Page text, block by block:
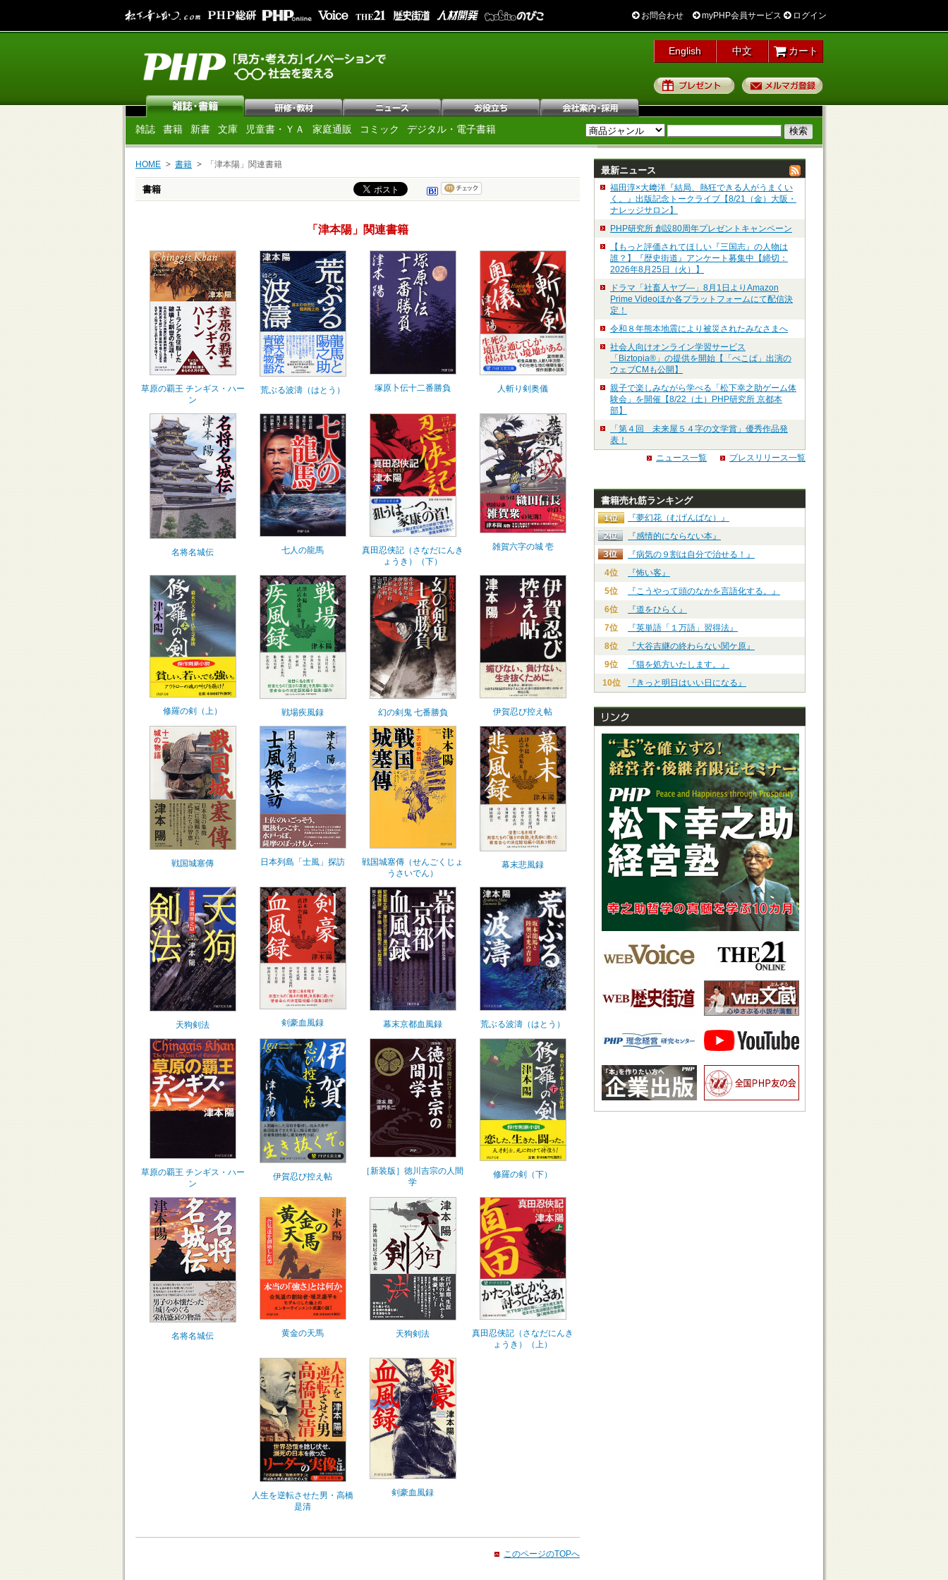
お問合わせ myPHP会員サービス ログイン
English 中文 カート
プレゼント
雑誌 書籍 新書 文庫 児童書・ＹＡ 家庭通販 コミック デジタル・電子書籍
HOME 書籍 「津本陽」関連書籍
書籍
「津本陽」関連書籍
草原の覇王 チンギス・ハー
ン
荒ぶる波濤（はとう） 塚原卜伝十二番勝負 人斬り剣奥儀
名将名城伝 七人の龍馬
真田忍侠記（さなだにんき
ょうき）（下）
雑賀六字の城 壱
修羅の剣（上） 戦場疾風録 幻の剣鬼 七番勝負 伊賀忍び控え帖
戦国城塞傳 日本列島「士風」探訪
戦国城塞傳（せんごくじょ
うさいでん）
幕末悲風録
天狗剣法 剣豪血風録 幕末京都血風録 荒ぶる波濤（はとう）
草原の覇王 チンギス・ハー
ン
伊賀忍び控え帖
［新装版］徳川吉宗の人間
学
修羅の剣（下）
名将名城伝 黄金の天馬 天狗剣法
真田忍侠記（さなだにんき
ょうき）（上）
人生を逆転させた男・高橋
是清
剣豪血風録
このページのTOPへ
最新ニュース
福田淳×大﨑洋『結局、熱狂できる人がうまくい
く。』出版記念トークライブ【8/21（金）大阪・
ナレッジサロン】
PHP研究所 創設80周年プレゼントキャンペーン
【もっと評価されてほしい『三国志』の人物は
誰？】『歴史街道』アンケート募集中【締切：
2026年8月25日（火）】
ドラマ「社畜人ヤブ―」8月1日よりAmazon
Prime Videoほか各プラットフォームにて配信決
定！
令和８年熊本地震により被災されたみなさまへ
社会人向けオンライン学習サービス
「Biztopia®」の提供を開始【「ぺこぱ」出演の
ウェブCMも公開】
親子で楽しみながら学べる「松下幸之助ゲーム体
験会」を開催【8/22（土）PHP研究所 京都本
部】
「第４回 未来屋５４字の文学賞」優秀作品発
表！
ニュース一覧
プレスリリース一覧
書籍売れ筋ランキング
『夢幻花（むげんばな）』
『感情的にならない本』
『病気の９割は自分で治せる！』
4位
『怖い客』
5位
『こうやって頭のなかを言語化する。』
6位
『道をひらく』
7位
『英単語「１万語」習得法』
8位
『大谷吉継の終わらない関ケ原』
9位
『猫を処方いたします。』
10位
『きっと明日はいい日になる』